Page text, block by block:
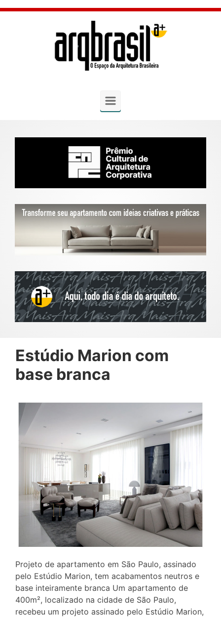
Skip to main content
Estúdio Marion com
base branca
Projeto de apartamento em São Paulo, assinado
pelo Estúdio Marion, tem acabamentos neutros e
base inteiramente branca Um apartamento de
400m², localizado na cidade de São Paulo,
recebeu um projeto assinado pelo Estúdio Marion,